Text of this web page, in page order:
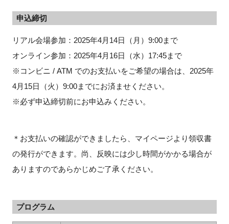
申込締切
リアル会場参加：2025年4月14日（月）9:00まで
オンライン参加：2025年4月16日（水）17:45まで
※コンビニ / ATM でのお支払いをご希望の場合は、2025年
4月15日（火）9:00までにお済ませください。
※必ず申込締切前にお申込みください。
＊お支払いの確認ができましたら、マイページより領収書
の発行ができます。尚、反映には少し時間がかかる場合が
ありますのであらかじめご了承ください。
プログラム